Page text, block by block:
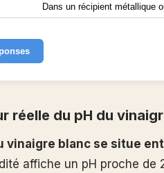
Dans un récipient métallique
réelle du pH du
vinaigre blanc se situe
affiche un pH proche de